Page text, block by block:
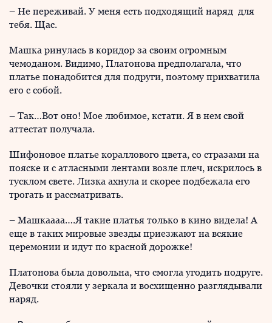
– Не переживай. У меня есть подходящий наряд для
тебя. Щас.
Машка ринулась в коридор за своим огромным
чемоданом. Видимо, Платонова предполагала, что
платье понадобится для подруги, поэтому прихватила
его с собой.
– Так…Вот оно! Мое любимое, кстати. Я в нем свой
аттестат получала.
Шифоновое платье кораллового цвета, со стразами на
пояске и с атласными лентами возле плеч, искрилось в
тусклом свете. Лизка ахнула и скорее подбежала его
трогать и рассматривать.
– Машкаааа….Я такие платья только в кино видела! А
еще в таких мировые звезды приезжают на всякие
церемонии и идут по красной дорожке!
Платонова была довольна, что смогла угодить подруге.
Девочки стояли у зеркала и восхищенно разглядывали
наряд.